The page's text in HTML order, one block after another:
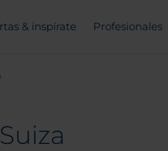
& inspírate Profesionales